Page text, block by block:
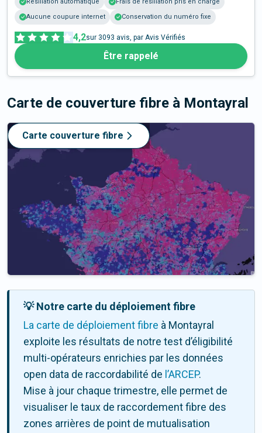
Résiliation automatique
Frais de résiliation pris en charge
Aucune coupure internet
Conservation du numéro fixe
4,2sur 3093 avis, par Avis Vérifiés
Être rappelé
Carte de couverture fibre à Montayral
Carte couverture fibre
💡 Notre carte du déploiement fibre
La carte de déploiement fibre à Montayral
exploite les résultats de notre test d’éligibilité
multi-opérateurs enrichies par les données
open data de raccordabilité de l’ARCEP.
Mise à jour chaque trimestre, elle permet de
visualiser le taux de raccordement fibre des
zones arrières de point de mutualisation